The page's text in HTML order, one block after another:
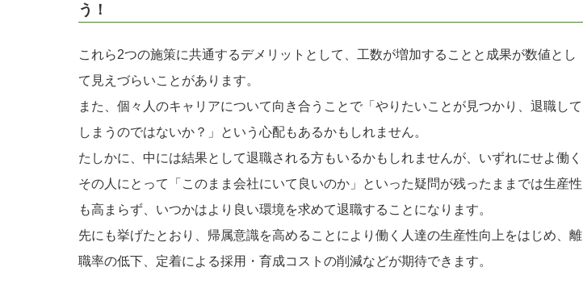
う！
これら2つの施策に共通するデメリットとして、工数が増加することと成果が数値とし
て見えづらいことがあります。
また、個々人のキャリアについて向き合うことで「やりたいことが見つかり、退職して
しまうのではないか？」という心配もあるかもしれません。
たしかに、中には結果として退職される方もいるかもしれませんが、いずれにせよ働く
その人にとって「このまま会社にいて良いのか」といった疑問が残ったままでは生産性
も高まらず、いつかはより良い環境を求めて退職することになります。
先にも挙げたとおり、帰属意識を高めることにより働く人達の生産性向上をはじめ、離
職率の低下、定着による採用・育成コストの削減などが期待できます。